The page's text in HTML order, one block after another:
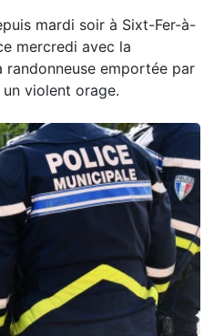
mardi soir à Sixt-Fer-à-
mercredi avec la
emportée par
violent orage.